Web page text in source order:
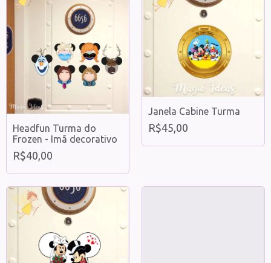
Headfun Turma do
Frozen - Imã decorativo
R$40,00
Janela Cabine Turma
R$45,00